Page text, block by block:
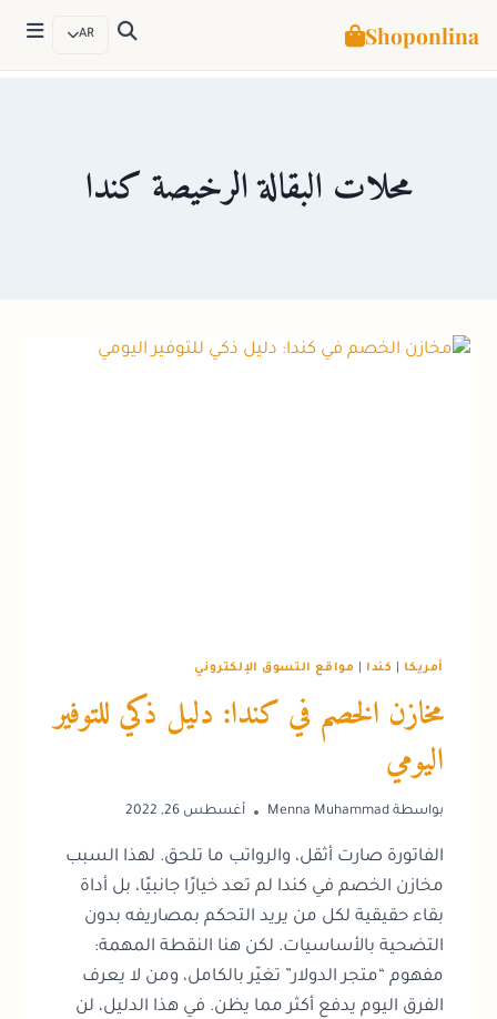
Shoponlina
AR
محلات البقالة الرخيصة كندا
أمريكا كندا مواقع التسوق الإلكتروني
مخازن الخصم في كندا: دليل ذكي للتوفير
اليومي
بواسطة Menna Muhammad أغسطس 26, 2022
الفاتورة صارت أثقل، والرواتب ما تلحق. لهذا السبب
مخازن الخصم في كندا لم تعد خيارًا جانبيًا، بل أداة
بقاء حقيقية لكل من يريد التحكم بمصاريفه بدون
التضحية بالأساسيات. لكن هنا النقطة المهمة:
مفهوم “متجر الدولار” تغيّر بالكامل، ومن لا يعرف
الفرق اليوم يدفع أكثر مما يظن. في هذا الدليل، لن